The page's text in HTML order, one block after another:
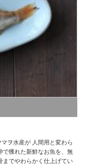
ヲ水産が 人間用と変わら
で獲れた新鮮なお魚を、無
までやわらかく仕上げてい